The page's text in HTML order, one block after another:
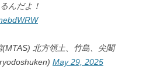
んだよ！
北方領土、竹島、尖閣
May 29, 2025